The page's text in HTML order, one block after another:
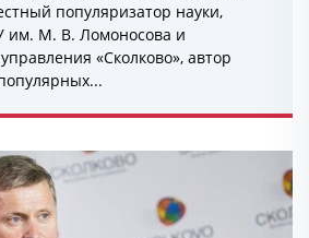
популяризатор науки,
им. М. В. Ломоносова и
«Сколково», автор